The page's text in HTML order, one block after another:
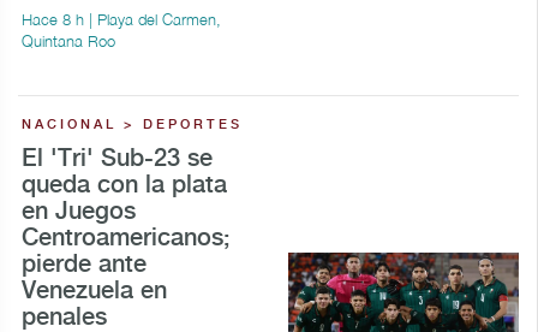
Hace 8 h | Playa del Carmen,
Quintana Roo
NACIONAL > DEPORTES
El 'Tri' Sub-23 se
queda con la plata
en Juegos
Centroamericanos;
pierde ante
Venezuela en
penales